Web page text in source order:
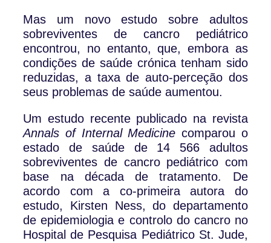
Mas um novo estudo sobre adultos
sobreviventes de cancro pediátrico
encontrou, no entanto, que, embora as
condições de saúde crónica tenham sido
reduzidas, a taxa de auto-perceção dos
seus problemas de saúde aumentou.
Um estudo recente publicado na revista
Annals of Internal Medicine comparou o
estado de saúde de 14 566 adultos
sobreviventes de cancro pediátrico com
base na década de tratamento. De
acordo com a co-primeira autora do
estudo, Kirsten Ness, do departamento
de epidemiologia e controlo do cancro no
Hospital de Pesquisa Pediátrico St. Jude,